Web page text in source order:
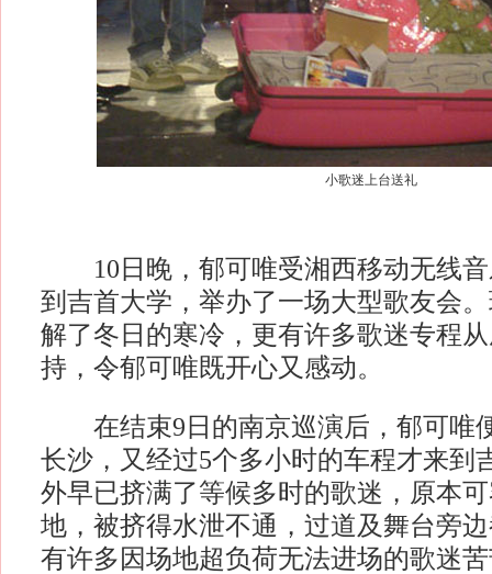
小歌迷上台送礼
10日晚，郁可唯受湘西移动无线音
到吉首大学，举办了一场大型歌友会
解了冬日的寒冷，更有许多歌迷专程
持，令郁可唯既开心又感动。
在结束9日的南京巡演后，郁可唯
长沙，又经过5个多小时的车程才来到
外早已挤满了等候多时的歌迷，原本
地，被挤得水泄不通，过道及舞台旁
有许多因场地超负荷无法进场的歌迷